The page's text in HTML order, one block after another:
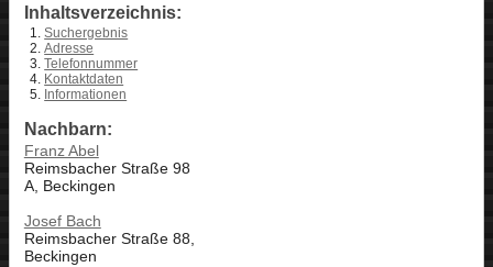
Inhaltsverzeichnis:
Suchergebnis
Adresse
Telefonnummer
Kontaktdaten
Informationen
Nachbarn:
Franz Abel
Reimsbacher Straße 98
A, Beckingen
Josef Bach
Reimsbacher Straße 88,
Beckingen